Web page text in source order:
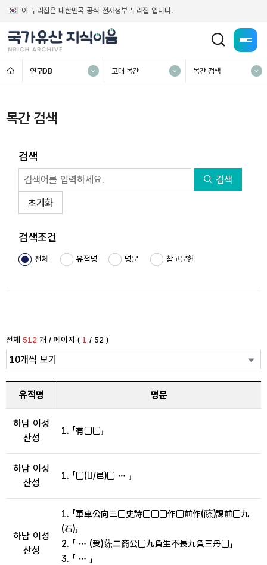
이 누리집은 대한민국 공식 전자정부 누리집 입니다.
전체
홈 연구DB 고대 목간 목간 검색
목간 검색
검색
검색
초기화
검색조건
전체 유적명 명문 참고문헌
전체 512 개 / 페이지 ( 1 / 52 )
유적명 명문
하남 이성
산성
1. 「有□□」
하남 이성
산성
1. 「□(𢀳/邑)□ … 」
하남 이성
산성
1. 「軍車公向三□史詩□□□作□前作(蒢)課前□九
(石)」
2. 「 … (受)蒢二商公□九負生不長九負三丹□」
3. 「 … 」